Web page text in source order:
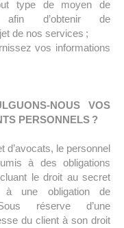
type de moyen de
afin d’obtenir de
de nos services ;
vos informations
NOUS VOS
PERSONNELS ?
d’avocats, le personnel
à des obligations
le droit au secret
à une obligation de
réserve d’une
du client à son droit